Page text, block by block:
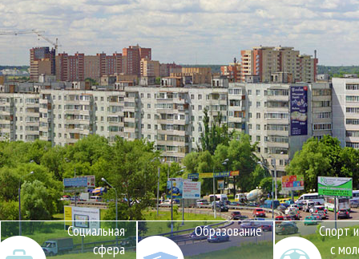
Социальная
сфера
Образование
Спорт
с